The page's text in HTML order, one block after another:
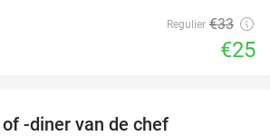
Regulier €33
€25
-diner van de chef